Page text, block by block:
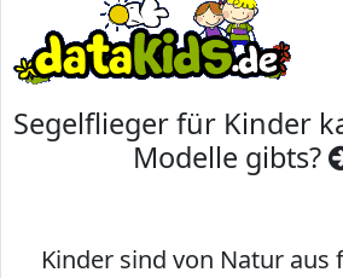
Segelflieger für Kinder
Modelle gibts?
Kinder sind von Natur aus